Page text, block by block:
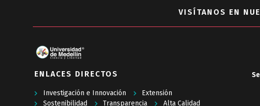
VISÍTANOS EN
ENLACES DIRECTOS
Investigación e Innovación
Extensión
Sostenibilidad
Transparencia Alta Calidad